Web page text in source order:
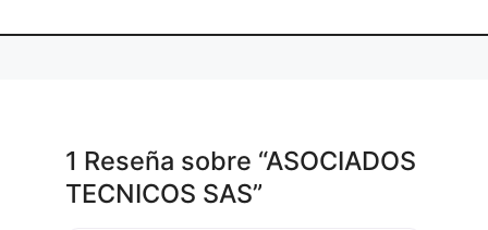
1 Reseña sobre “ASOCIADOS
TECNICOS SAS”